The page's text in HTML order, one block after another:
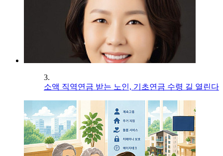
3.
소액 직역연금 받는 노인, 기초연금 수령 길 열린다